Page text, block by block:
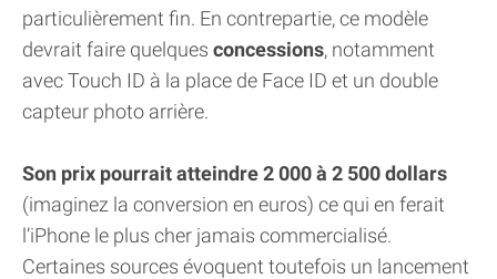
particulièrement fin. En contrepartie, ce modèle
devrait faire quelques concessions, notamment
avec Touch ID à la place de Face ID et un double
capteur photo arrière.
Son prix pourrait atteindre 2 000 à 2 500 dollars
(imaginez la conversion en euros) ce qui en ferait
l’iPhone le plus cher jamais commercialisé.
Certaines sources évoquent toutefois un lancement